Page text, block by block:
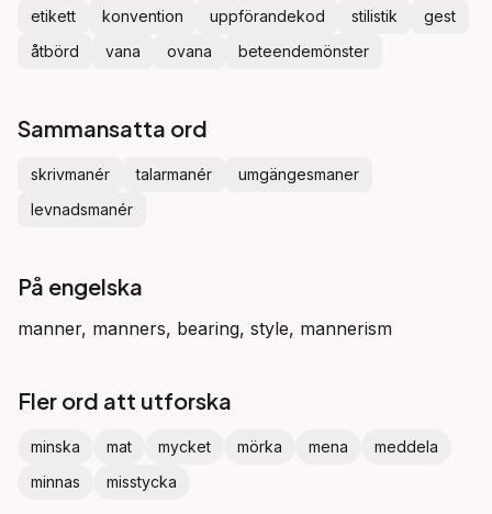
etikett konvention uppförandekod stilistik
gest
åtbörd
vana ovana beteendemönster
Sammansatta ord
skrivmanér talarmanér
umgängesmaner
levnadsmanér
På engelska
manner, manners, bearing, style, mannerism
Fler ord att utforska
minska mat mycket mörka mena
meddela
minnas
misstycka